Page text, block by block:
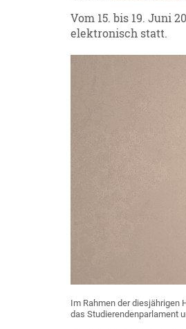
Vom 15. bis 19. Juni
elektronisch statt.
Im Rahmen der diesjährigen
das Studierendenparlament